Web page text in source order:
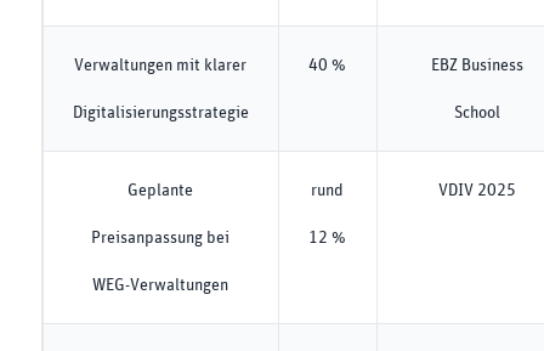
Verwaltungen mit klarer
Digitalisierungsstrategie
40 % EBZ Business
School
Geplante
Preisanpassung bei
WEG-Verwaltungen
rund
12 %
VDIV 2025